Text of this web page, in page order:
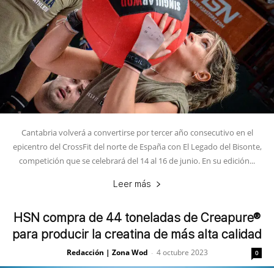
Cantabria volverá a convertirse por tercer año consecutivo en el
epicentro del CrossFit del norte de España con El Legado del Bisonte,
competición que se celebrará del 14 al 16 de junio. En su edición...
Leer más
HSN compra de 44 toneladas de Creapure®
para producir la creatina de más alta calidad
Redacción | Zona Wod - 4 octubre 2023 0